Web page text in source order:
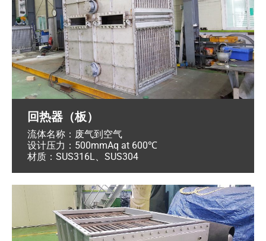
回热器（板）
流体名称：废气到空气
设计压力：500mmAq at 600℃
材质：SUS316L、SUS304